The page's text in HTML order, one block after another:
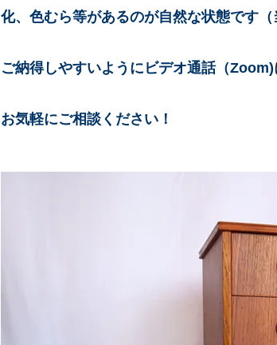
化、色むら等があるのが自然な状態です
ご納得しやすいようにビデオ通話（
お気軽にご相談ください！